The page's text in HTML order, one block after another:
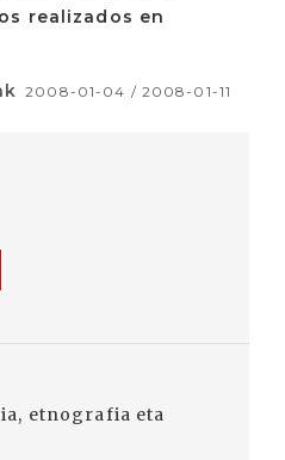
realizados en
2008-01-04 / 2008-01-11
etnografia eta